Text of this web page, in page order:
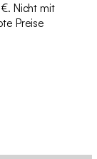
Nicht mit
Preise